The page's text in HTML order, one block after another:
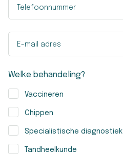
Telefoonnummer
E-mail adres
Welke behandeling?
Vaccineren
Chippen
Specialistische diagnostiek
Tandheelkunde